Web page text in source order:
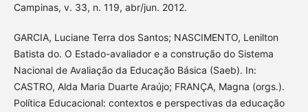
Campinas, v. 33, n. 119, abr/jun. 2012.
GARCIA, Luciane Terra dos Santos; NASCIMENTO, Lenilton
Batista do. O Estado-avaliador e a construção do Sistema
Nacional de Avaliação da Educação Básica (Saeb). In:
CASTRO, Alda Maria Duarte Araújo; FRANÇA, Magna (orgs.).
Política Educacional: contextos e perspectivas da educação